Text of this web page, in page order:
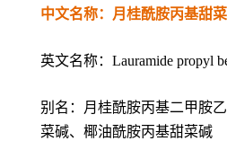
中文名称：月桂酰胺丙基甜
英文名称：Lauramide propyl
别名：月桂酰胺丙基二甲胺
菜碱、椰油酰胺丙基甜菜碱